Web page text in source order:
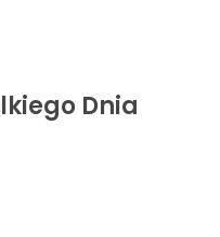
Dnia